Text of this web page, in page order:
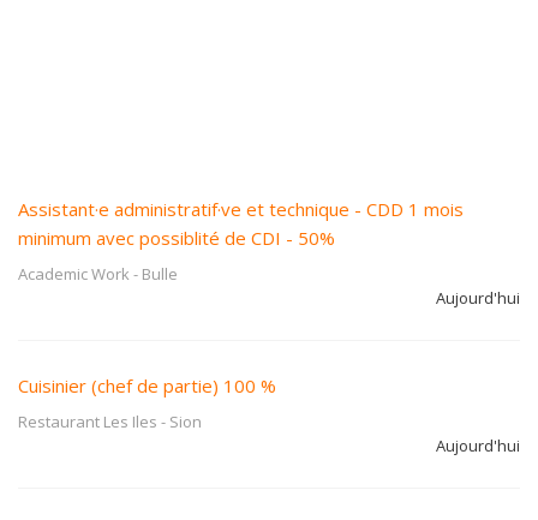
Assistant·e administratif·ve et technique - CDD 1 mois
minimum avec possiblité de CDI - 50%
Academic Work - Bulle
Aujourd'hui
Cuisinier (chef de partie) 100 %
Restaurant Les Iles - Sion
Aujourd'hui